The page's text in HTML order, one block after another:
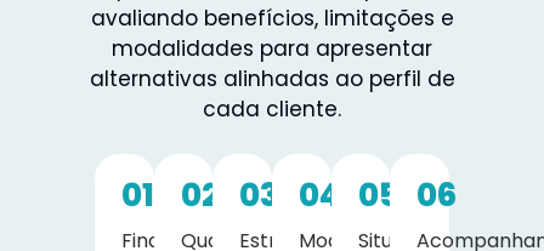
avaliando benefícios, limitações e
modalidades para apresentar
alternativas alinhadas ao perfil de
cada cliente.
01
Finalidade
02
Quantidade
03
Estrutura
04
Modelo
05
Situações
06